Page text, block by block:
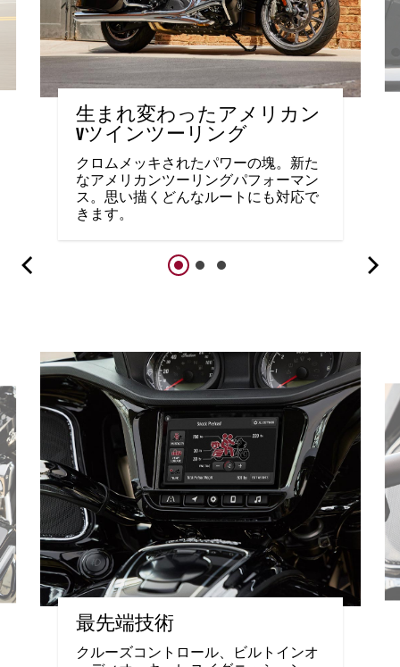
生まれ変わったアメリカン
Vツインツーリング
クロムメッキされたパワーの塊。新た
なアメリカンツーリングパフォーマン
ス。思い描くどんなルートにも対応で
きます。
最先端技術
クルーズコントロール、ビルトインオ